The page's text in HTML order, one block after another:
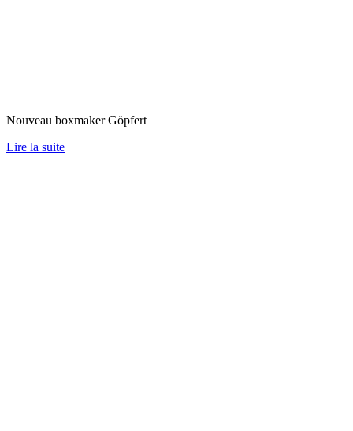
Nouveau boxmaker Göpfert
Lire la suite